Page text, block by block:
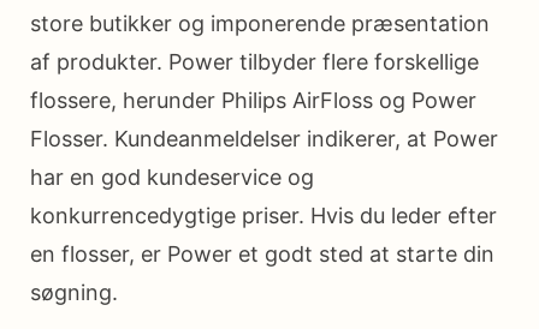
store butikker og imponerende præsentation
af produkter. Power tilbyder flere forskellige
flossere, herunder Philips AirFloss og Power
Flosser. Kundeanmeldelser indikerer, at Power
har en god kundeservice og
konkurrencedygtige priser. Hvis du leder efter
en flosser, er Power et godt sted at starte din
søgning.